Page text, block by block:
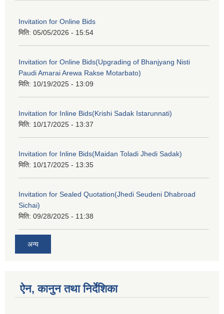
Invitation for Online Bids
मिति: 05/05/2026 - 15:54
Invitation for Online Bids(Upgrading of Bhanjyang Nisti
Paudi Amarai Arewa Rakse Motarbato)
मिति: 10/19/2025 - 13:09
Invitation for Inline Bids(Krishi Sadak Istarunnati)
मिति: 10/17/2025 - 13:37
Invitation for Inline Bids(Maidan Toladi Jhedi Sadak)
मिति: 10/17/2025 - 13:35
Invitation for Sealed Quotation(Jhedi Seudeni Dhabroad
Sichai)
मिति: 09/28/2025 - 11:38
अन्य
ऐन, कानुन तथा निर्देशिका